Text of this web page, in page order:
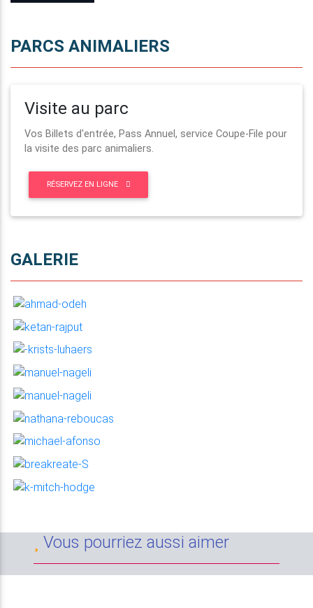
PARCS ANIMALIERS
Visite au parc
Vos Billets d'entrée, Pass Annuel, service Coupe-File pour
la visite des parc animaliers.
RÉSERVEZ EN LIGNE
GALERIE
Vous pourriez aussi aimer